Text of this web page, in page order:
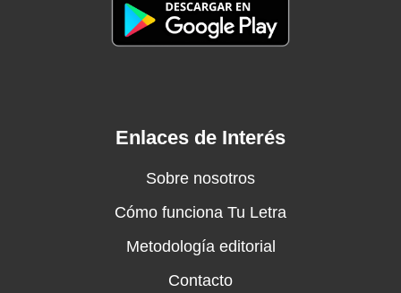
Enlaces de Interés
Sobre nosotros
Cómo funciona Tu Letra
Metodología editorial
Contacto